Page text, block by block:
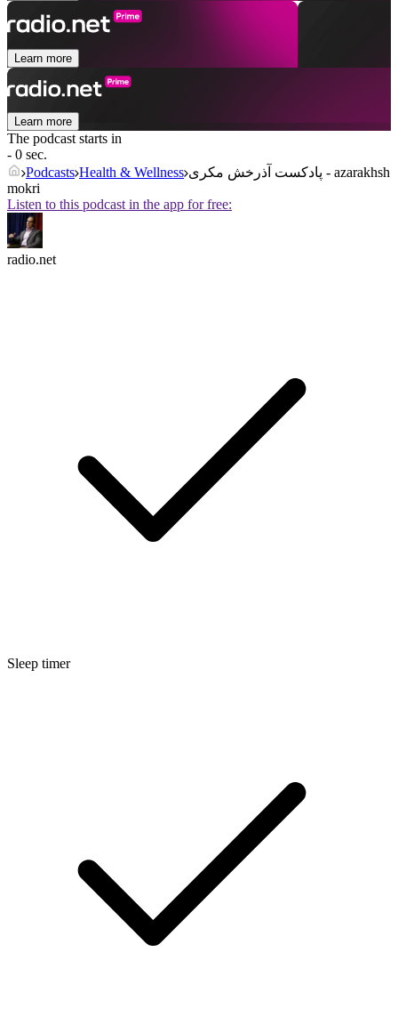
Learn more
Learn more
The podcast starts in
- 0 sec.
Podcasts Health & Wellness پادکست آذرخش مکری - azarakhsh
mokri
Listen to this podcast in the app for free:
radio.net
Sleep timer